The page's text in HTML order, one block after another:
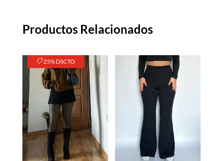
Productos Relacionados
25% DSCTO